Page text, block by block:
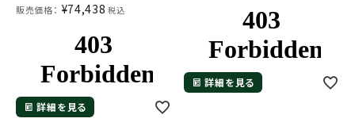
販売価格： ¥74,438 税込
詳細を見る
詳細を見る